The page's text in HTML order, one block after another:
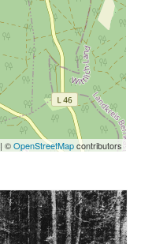
| ©OpenStreetMapcontributors